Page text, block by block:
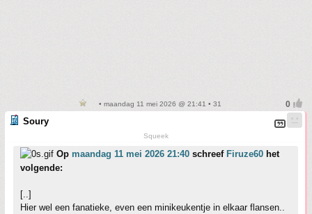
• maandag 11 mei 2026 @ 21:41 • 31
Soury
Squeek
Op maandag 11 mei 2026 21:40 schreef Firuze60 het
volgende:
[..]
Hier wel een fanatieke, even een minikeukentje in elkaar flansen..